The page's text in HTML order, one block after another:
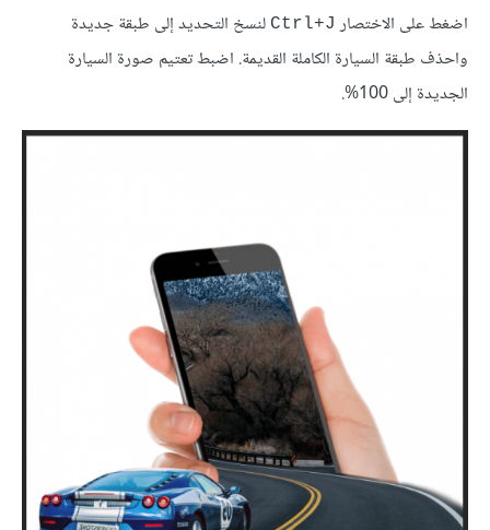
اضغط على الاختصار Ctrl+J لنسخ التحديد إلى طبقة جديدة
واحذف طبقة السيارة الكاملة القديمة. اضبط تعتيم صورة السيارة
الجديدة إلى 100%.